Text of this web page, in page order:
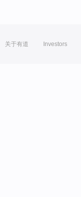
关于有道 Investors